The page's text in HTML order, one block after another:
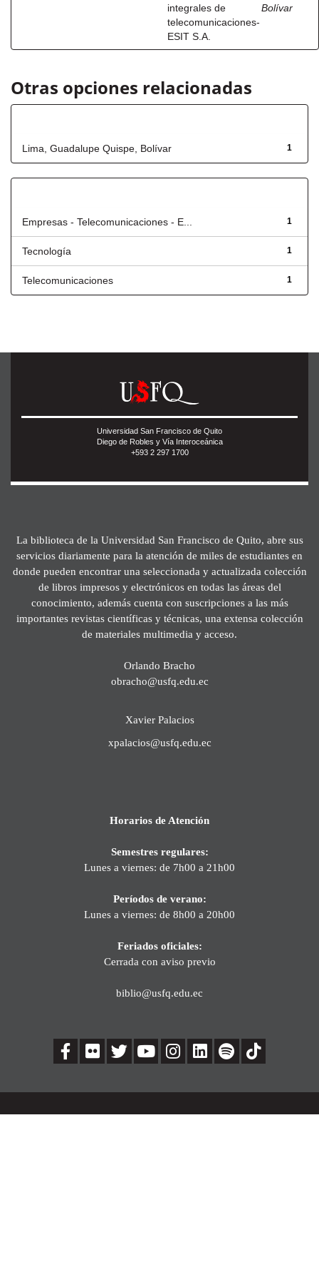
integrales de
telecomunicaciones-
ESIT S.A.
Bolívar
Otras opciones relacionadas
1
Lima, Guadalupe Quispe, Bolívar
1
Empresas - Telecomunicaciones - E...
1
Tecnología
1
Telecomunicaciones
Universidad San Francisco de Quito
Diego de Robles y Vía Interoceánica
+593 2 297 1700
La biblioteca de la Universidad San Francisco de Quito, abre sus
servicios diariamente para la atención de miles de estudiantes en
donde pueden encontrar una seleccionada y actualizada colección
de libros impresos y electrónicos en todas las áreas del
conocimiento, además cuenta con suscripciones a las más
importantes revistas científicas y técnicas, una extensa colección
de materiales multimedia y acceso.
Orlando Bracho
obracho@usfq.edu.ec
Xavier Palacios
xpalacios@usfq.edu.ec
Horarios de Atención
Semestres regulares:
Lunes a viernes: de 7h00 a 21h00
Períodos de verano:
Lunes a viernes: de 8h00 a 20h00
Feriados oficiales:
Cerrada con aviso previo
biblio@usfq.edu.ec